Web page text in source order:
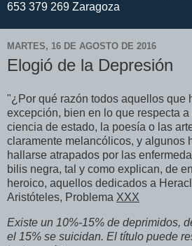
653 379 269 Zaragoza
MARTES, 16 DE AGOSTO DE 2016
Elogió de la Depresión
"¿Por qué razón todos aquellos que
excepción, bien en lo que respecta
ciencia de estado, la poesía o las
claramente melancólicos, y algunos
hallarse atrapados por las
bilis negra, tal y como explican, de
heroico, aquellos dedicados a
Aristóteles, Problema XXX
Existe un 10%-15% de deprimidos,
el 15% se suicidan. El título puede